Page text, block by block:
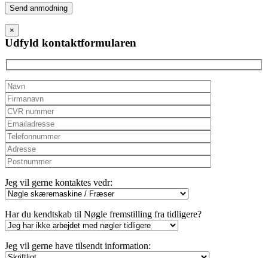
Please
leave
this
field
empty.
×
Udfyld kontaktformularen
Jeg vil gerne kontaktes vedr:
Har du kendtskab til Nøgle fremstilling fra tidligere?
Jeg vil gerne have tilsendt information: